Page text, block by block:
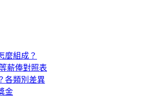
麼組成？
薪俸對照表
各類別差異
金